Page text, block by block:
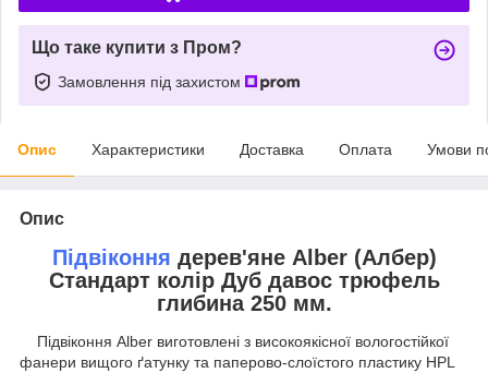
Що таке купити з Пром?
Замовлення під захистом
Опис Характеристики Доставка Оплата Умови
Опис
Підвіконня дерев'яне Alber (Албер)
Стандарт колір Дуб давос трюфель
глибина 250 мм.
Підвіконня Alber виготовлені з високоякісної вологостійкої
фанери вищого ґатунку та паперово-слоїстого пластику HPL